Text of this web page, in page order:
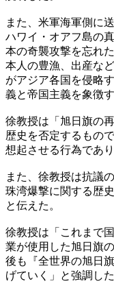
また、米軍海軍側に
ハワイ・オアフ島の
本の奇襲攻撃を忘れ
本人の豊漁、出産な
がアジア各国を侵略
義と帝国主義を象徴
徐教授は「旭日旗の
歴史を否定するもの
想起させる行為であ
また、徐教授は抗議
珠湾爆撃に関する歴
と伝えた。
徐教授は「これまで
業が使用した旭日旗
後も『全世界の旭日
げていく」と強調した